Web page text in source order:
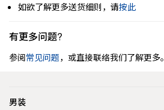
如欲了解更多送货细则，请按此
有更多问题?
参阅常见问题，或直接联络我们了解更多。
男装